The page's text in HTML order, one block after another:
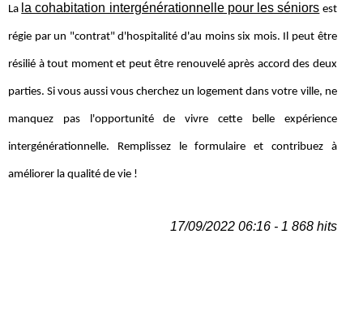
La la cohabitation intergénérationnelle pour les séniors est
régie par un "contrat" ​​d'hospitalité d'au moins six mois. Il peut être
résilié à tout moment et peut être renouvelé après accord des deux
parties. Si vous aussi vous cherchez un logement dans votre ville, ne
manquez pas l'opportunité de vivre cette belle expérience
intergénérationnelle. Remplissez le formulaire et contribuez à
améliorer la qualité de vie !
17/09/2022 06:16 - 1 868 hits